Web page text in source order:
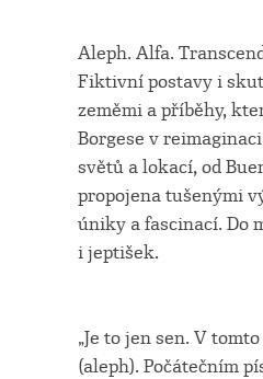
Aleph. Alfa.
Fiktivní postavy i
zeměmi a příběhy,
Borgese v
světů a lokací, od
propojena tušenými
úniky a fascinací. Do
i jeptišek.
„Je to jen sen. V
(aleph). Počátečním